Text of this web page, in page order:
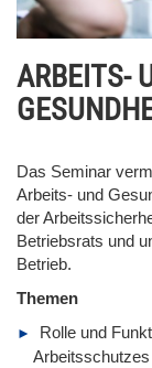
ARBEITS-
Das Seminar
Arbeits- und
der
Betriebsrats und
Betrieb.
Themen
Rolle und